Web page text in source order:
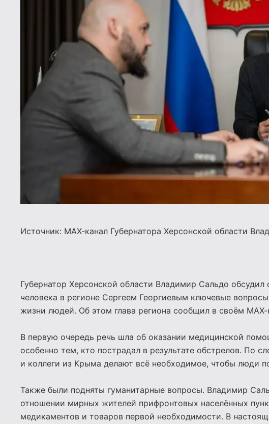
Источник: МАХ-канал Губернатора Херсонской области
Губернатор Херсонской области Владимир Сальдо
человека в регионе Сергеем Георгиевым ключевые
жизни людей. Об этом глава региона сообщил в своём МАХ-
В первую очередь речь шла об оказании медицинской
особенно тем, кто пострадал в результате обстрелов. По
и коллеги из Крыма делают всё необходимое, чтобы люди
Также были подняты гуманитарные вопросы. Владимир
отношении мирных жителей прифронтовых населённых
медикаментов и товаров первой необходимости. В